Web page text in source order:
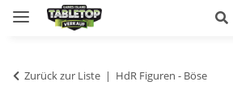
Zurück zur Liste HdR Figuren - Böse